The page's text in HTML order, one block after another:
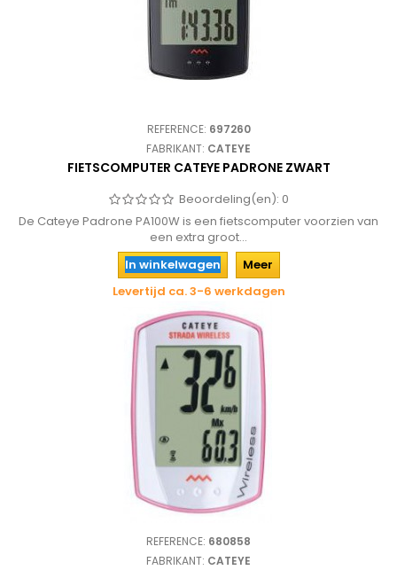
REFERENCE: 697260
FABRIKANT: CATEYE
FIETSCOMPUTER CATEYE PADRONE ZWART
Beoordeling(en): 0
De Cateye Padrone PA100W is een fietscomputer voorzien van
een extra groot...
In winkelwagen
Meer
Levertijd ca. 3-6 werkdagen
REFERENCE: 680858
FABRIKANT: CATEYE